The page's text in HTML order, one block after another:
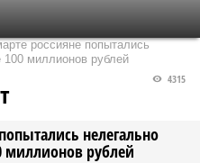
выпуск
россияне попытались
100 миллионов рублей
нелегально
миллионов рублей
4315